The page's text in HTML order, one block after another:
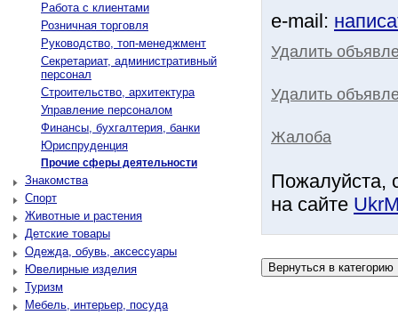
Работа с клиентами
Розничная торговля
Руководство, топ-менеджмент
Секретариат, административный
персонал
Строительство, архитектура
Управление персоналом
Финансы, бухгалтерия, банки
Юриспруденция
Прочие сферы деятельности
Знакомства
Спорт
Животные и растения
Детские товары
Одежда, обувь, аксессуары
Ювелирные изделия
Туризм
Мебель, интерьер, посуда
e-mail:
Удалить
Удалить
Жалоба
Пожалуйста,
на сайте